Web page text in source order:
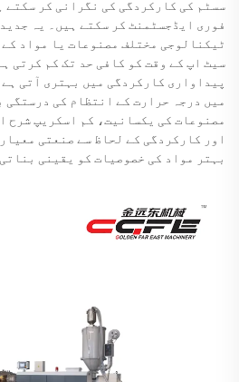
سسٹم کی کارکردگی کی نگرانی کر سکتے
فوری ایڈجسٹمنٹ کر سکتے ہیں۔ یہ
ٹیکنالوجی مختلف مصنوعات یا مواد
سیٹ اپ کے وقت کو کافی حد تک کم کرتی
میں درجہ حرارت کے انتظام کی درستگی
مصنوعات کی یکسانیت، کم اسکریپ شرح
اور کارکردگی کے لحاظ سے صنعتی
بہتر مواد کی خصوصیات کو یقینی بناتی